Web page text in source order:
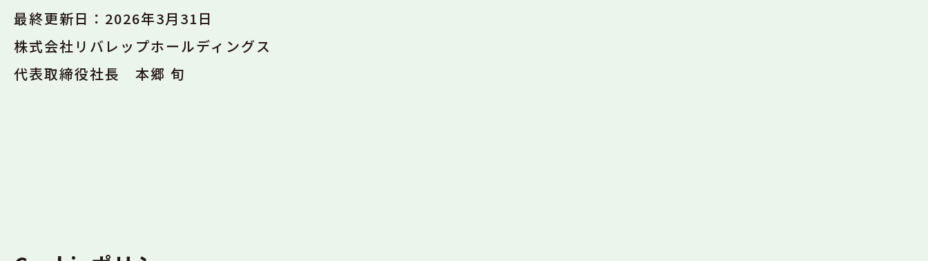
最終更新日：2026年3月31日
株式会社リバレップホールディングス
代表取締役社長 本郷 旬